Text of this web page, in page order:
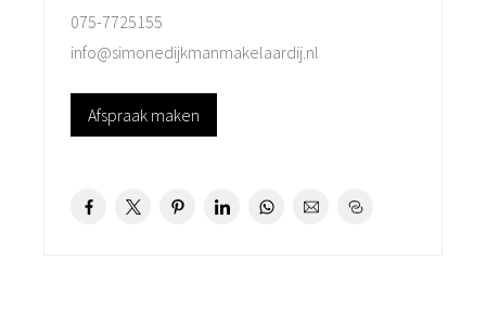
trap komen we op de 2e verdieping met dakraam. Hier
is ook een slaapruimte of werkplek net waar u het voor
geen woonoppervlakte maar wel goed te gebruiken.
Tevens zou u hier door middel van een dakverhoging
Aan de voorkant kijkt de woning uit op een plantsoen
075-7725155
info@simonedijkmanmakelaardij.nl
Afspraak maken